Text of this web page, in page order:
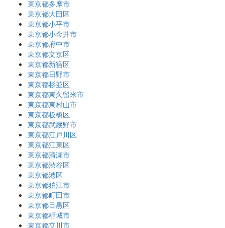
東京都多摩市
東京都大田区
東京都小平市
東京都小金井市
東京都府中市
東京都文京区
東京都新宿区
東京都日野市
東京都杉並区
東京都東久留米市
東京都東村山市
東京都板橋区
東京都武蔵野市
東京都江戸川区
東京都江東区
東京都清瀬市
東京都渋谷区
東京都港区
東京都狛江市
東京都町田市
東京都目黒区
東京都稲城市
東京都立川市